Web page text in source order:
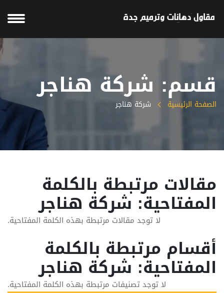
قسم: شركة هناجر
الصفحة الرئيسية شركة هناجر
مقالات مرتبطة بالكلمة
المفتاحية: شركة هناجر
لا توجد مقالات مرتبطة بهذه الكلمة المفتاحية.
أقسام مرتبطة بالكلمة
المفتاحية: شركة هناجر
لا توجد تصنيفات مرتبطة بهذه الكلمة المفتاحية.